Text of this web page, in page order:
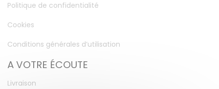
Politique de confidentialité
Cookies
Conditions générales d’utilisation
A VOTRE ÉCOUTE
Livraison